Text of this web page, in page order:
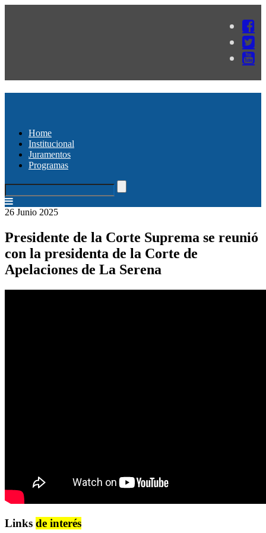
Home
Institucional
Juramentos
Programas
26 Junio 2025
Presidente de la Corte Suprema se reunió
con la presidenta de la Corte de
Apelaciones de La Serena
Links de interés